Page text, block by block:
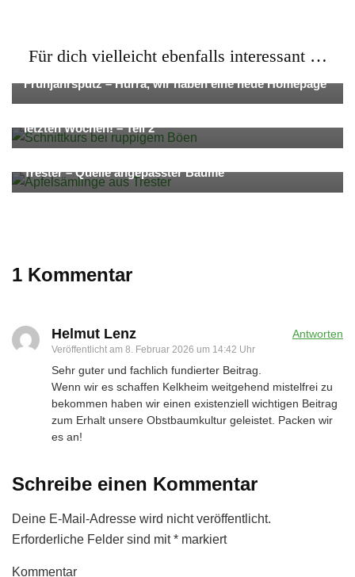
Für dich vielleicht ebenfalls interessant …
Aktuelles
Frühjahrsputz – Hurra, wir haben eine neue Homepage
Aktuelles
Dies & das
Pflege & Erhalt von Streuobst
letzten Wochen! – Teil 2
Trester – Quelle angepasster Bäume
1 Kommentar
Helmut Lenz
Veröffentlicht am 8. Februar 2026 um 14:42 Uhr
Antworten
Sehr guter und fachlich fundierter Beitrag.
Wenn wir es schaffen Kelkheim weitgehend mistelfrei zu
bekommen haben wir einen existenziell wichtigen Beitrag
zum Erhalt unsere Obstbaumkultur geleistet. Packen wir
es an!
Schreibe einen Kommentar
Deine E-Mail-Adresse wird nicht veröffentlicht.
Erforderliche Felder sind mit* markiert
Kommentar